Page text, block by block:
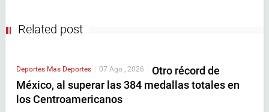
Related post
Deportes Mas Deportes 07 Ago , 2026
Otro récord de
México, al superar las 384 medallas totales en
los Centroamericanos